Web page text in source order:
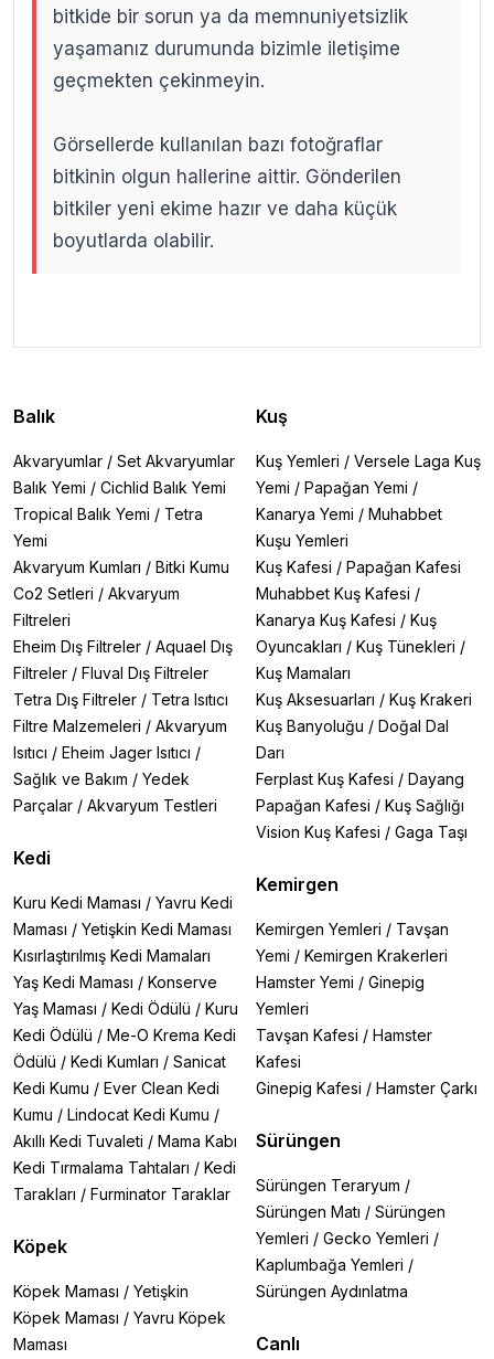
bitkide bir sorun ya da memnuniyetsizlik
yaşamanız durumunda bizimle iletişime
geçmekten çekinmeyin.
Görsellerde kullanılan bazı fotoğraflar
bitkinin olgun hallerine aittir. Gönderilen
bitkiler yeni ekime hazır ve daha küçük
boyutlarda olabilir.
Balık
Akvaryumlar / Set Akvaryumlar
Balık Yemi / Cichlid Balık Yemi
Tropical Balık Yemi / Tetra
Yemi
Akvaryum Kumları / Bitki Kumu
Co2 Setleri / Akvaryum
Filtreleri
Eheim Dış Filtreler / Aquael Dış
Filtreler / Fluval Dış Filtreler
Tetra Dış Filtreler / Tetra Isıtıcı
Filtre Malzemeleri / Akvaryum
Isıtıcı / Eheim Jager Isıtıcı /
Sağlık ve Bakım / Yedek
Parçalar / Akvaryum Testleri
Kedi
Kuru Kedi Maması / Yavru Kedi
Maması / Yetişkin Kedi Maması
Kısırlaştırılmış Kedi Mamaları
Yaş Kedi Maması / Konserve
Yaş Maması / Kedi Ödülü / Kuru
Kedi Ödülü / Me-O Krema Kedi
Ödülü / Kedi Kumları / Sanicat
Kedi Kumu / Ever Clean Kedi
Kumu / Lindocat Kedi Kumu /
Akıllı Kedi Tuvaleti / Mama Kabı
Kedi Tırmalama Tahtaları / Kedi
Tarakları / Furminator Taraklar
Köpek
Köpek Maması / Yetişkin
Köpek Maması / Yavru Köpek
Maması
Kuş
Kuş Yemleri / Versele Laga Kuş
Yemi / Papağan Yemi /
Kanarya Yemi / Muhabbet
Kuşu Yemleri
Kuş Kafesi / Papağan Kafesi
Muhabbet Kuş Kafesi /
Kanarya Kuş Kafesi / Kuş
Oyuncakları / Kuş Tünekleri /
Kuş Mamaları
Kuş Aksesuarları / Kuş Krakeri
Kuş Banyoluğu / Doğal Dal
Darı
Ferplast Kuş Kafesi / Dayang
Papağan Kafesi / Kuş Sağlığı
Vision Kuş Kafesi / Gaga Taşı
Kemirgen
Kemirgen Yemleri / Tavşan
Yemi / Kemirgen Krakerleri
Hamster Yemi / Ginepig
Yemleri
Tavşan Kafesi / Hamster
Kafesi
Ginepig Kafesi / Hamster Çarkı
Sürüngen
Sürüngen Teraryum /
Sürüngen Matı / Sürüngen
Yemleri / Gecko Yemleri /
Kaplumbağa Yemleri /
Sürüngen Aydınlatma
Canlı